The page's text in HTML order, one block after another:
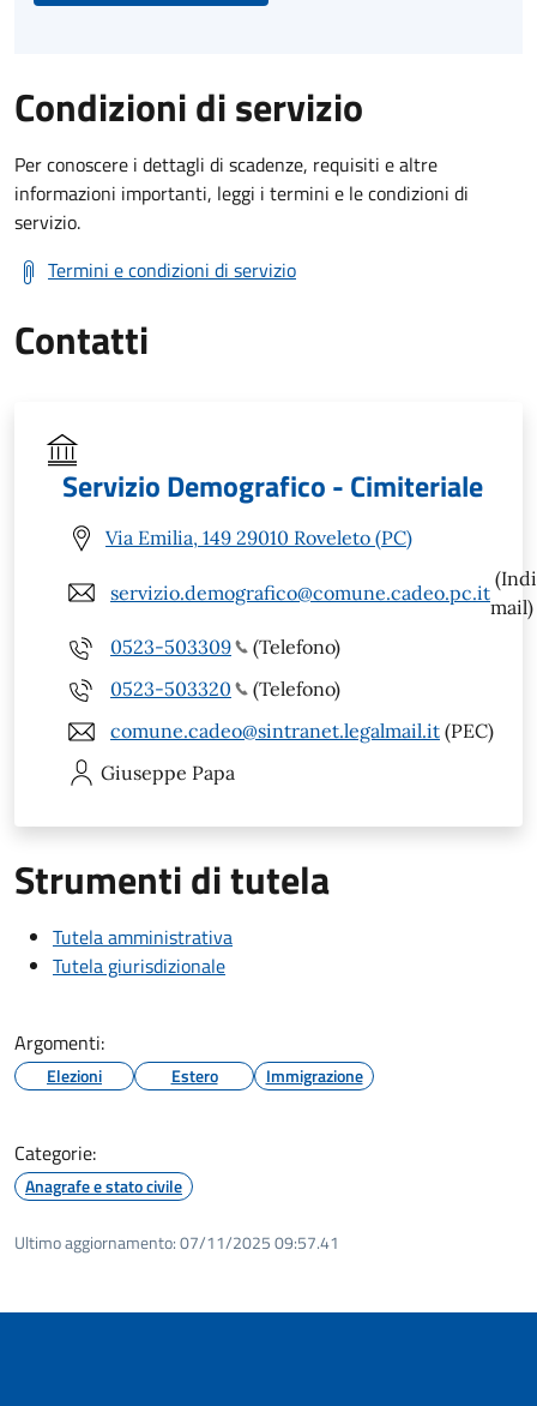
Condizioni di servizio
Per conoscere i dettagli di scadenze, requisiti e altre
informazioni importanti, leggi i termini e le condizioni di
servizio.
Termini e condizioni di servizio
Contatti
Servizio Demografico - Cimiteriale
Via Emilia, 149 29010 Roveleto (PC)
servizio.demografico@comune.cadeo.pc.it
mail)
0523-503309
(Telefono)
0523-503320
(Telefono)
comune.cadeo@sintranet.legalmail.it (PEC)
Giuseppe Papa
Strumenti di tutela
Tutela amministrativa
Tutela giurisdizionale
Argomenti:
Elezioni Estero Immigrazione
Categorie:
Anagrafe e stato civile
Ultimo aggiornamento:07/11/2025 09:57.41